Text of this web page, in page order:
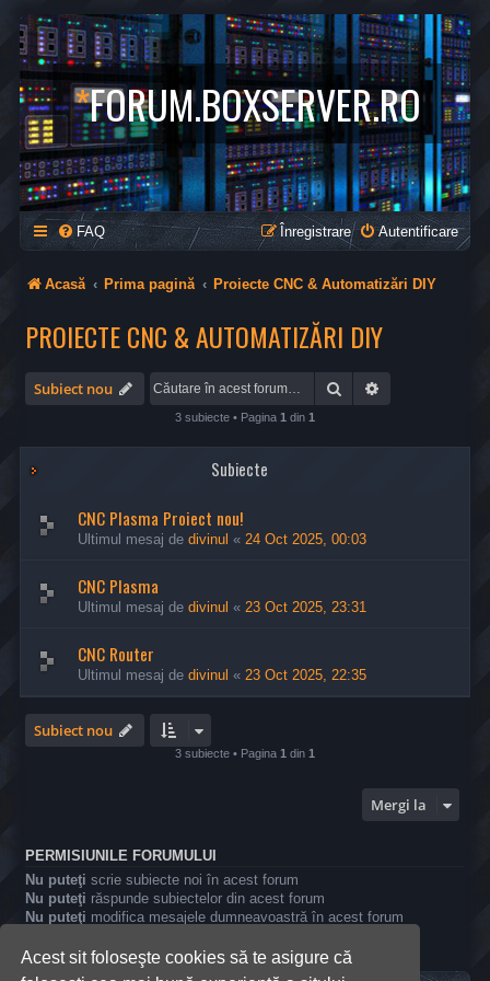
Acest sit foloseşte cookies să te asigure că
*FORUM.BOXSERVER.RO
FAQ Autentificare
Înregistrare
Acasă Prima pagină Proiecte CNC & Automatizări DIY
PROIECTE CNC & AUTOMATIZĂRI DIY
Subiect nou Căutare
3 subiecte • Pagina 1 din 1
Subiecte
CNC Plasma Proiect nou!
Ultimul mesaj de divinul « 24 Oct 2025, 00:03
CNC Plasma
Ultimul mesaj de divinul « 23 Oct 2025, 23:31
CNC Router
Ultimul mesaj de divinul « 23 Oct 2025, 22:35
Subiect nou
3 subiecte • Pagina 1 din 1
Mergi la
PERMISIUNILE FORUMULUI
Nu puteţi scrie subiecte noi în acest forum
Nu puteţi răspunde subiectelor din acest forum
Nu puteţi modifica mesajele dumneavoastră în acest forum
Nu puteţipublica fişiere ataşate în acest forum